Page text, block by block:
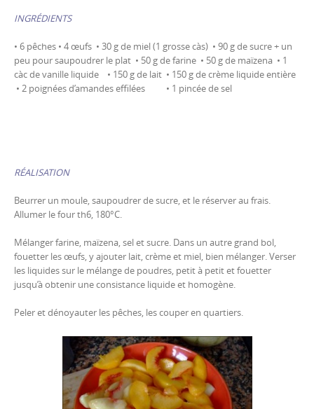
INGRÉDIENTS
• 6 pêches • 4 œufs • 30 g de miel (1 grosse càs) • 90 g de sucre + un
peu pour saupoudrer le plat • 50 g de farine • 50 g de maïzena • 1
càc de vanille liquide • 150 g de lait • 150 g de crème liquide entière
• 2 poignées d’amandes effilées • 1 pincée de sel
RÉALISATION
Beurrer un moule, saupoudrer de sucre, et le réserver au frais.
Allumer le four th6, 180°C.
Mélanger farine, maïzena, sel et sucre. Dans un autre grand bol,
fouetter les œufs, y ajouter lait, crème et miel, bien mélanger. Verser
les liquides sur le mélange de poudres, petit à petit et fouetter
jusqu’à obtenir une consistance liquide et homogène.
Peler et dénoyauter les pêches, les couper en quartiers.